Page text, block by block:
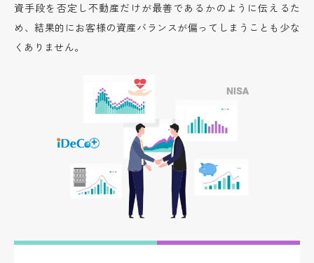
資手段を否定し不動産だけが最善であるかのように伝えるた
め、結果的にお客様の資産バランスが偏ってしまうことも少な
くありません。